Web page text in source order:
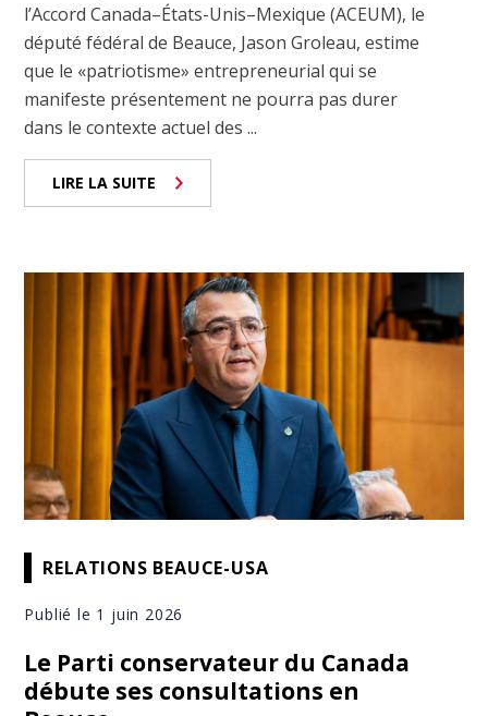
l’Accord Canada–États-Unis–Mexique (ACEUM), le
député fédéral de Beauce, Jason Groleau, estime
que le «patriotisme» entrepreneurial qui se
manifeste présentement ne pourra pas durer
dans le contexte actuel des ...
LIRE LA SUITE
RELATIONS BEAUCE-USA
Publié le 1 juin 2026
Le Parti conservateur du Canada
débute ses consultations en